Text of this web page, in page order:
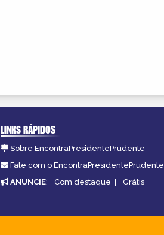
LINKS RÁPIDOS
Sobre EncontraPresidentePrudente
Fale com o EncontraPresidentePrudente
ANUNCIE: Com destaque | Grátis